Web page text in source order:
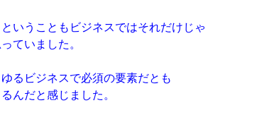
いうこともビジネスではそれだけじゃ
ていました。
るビジネスで必須の要素だとも
んだと感じました。